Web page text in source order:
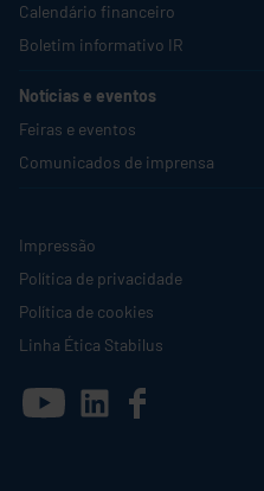
Calendário financeiro
Boletim informativo IR
Notícias e eventos
Feiras e eventos
Comunicados de imprensa
Impressão
Política de privacidade
Política de cookies
Linha Ética Stabilus